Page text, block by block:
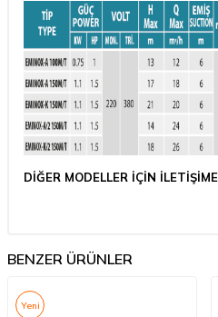
DİĞER MODELLER İÇİN
BENZER ÜRÜNLER
Yeni